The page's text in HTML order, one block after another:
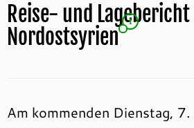
Reise- und Lagebericht
Nordostsyrien
1
Am kommenden Dienstag,